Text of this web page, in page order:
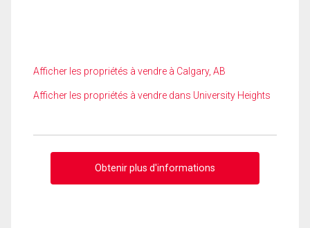
Afficher les propriétés à vendre à Calgary, AB
Afficher les propriétés à vendre dans University Heights
Obtenir plus d'informations